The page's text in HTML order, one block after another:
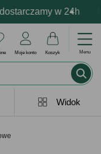
w 24h
i darmowa
Prezentujemy
Moje konto Koszyk Menu
Widok